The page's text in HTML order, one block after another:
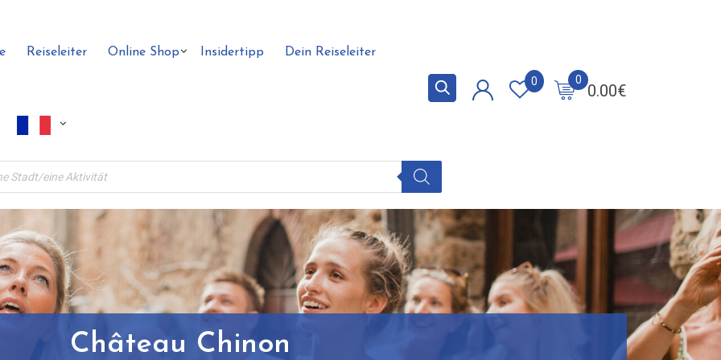
Reiseleiter Online Shop Insidertipp Dein Reiseleiter
0.00€
0
0
Château Chinon